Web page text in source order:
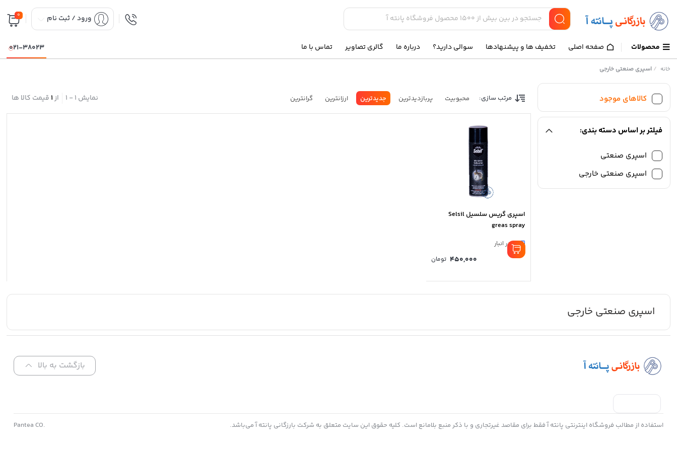
ورود / ثبت نام 0
محصولات صفحه اصلی تخفیف ها و پیشنهادها سوالی دارید؟ درباره ما گالری تصاویر تماس با ما 021-38023
خانه /اسپری صنعتی خارجی
کالاهای موجود
فیلتر بر اساس دسته بندی:
اسپری صنعتی
اسپری صنعتی خارجی
مرتب سازی: محبوبیت پربازدیدترین جدیدترین ارزانترین گرانترین نمایش 1
-
1 از1 قیمت کالا ها
اسپری گریس سلسیل Selsil
greas spray
3 در انبار
450,000 تومان
اسپری صنعتی خارجی
بازگشت به بالا
استفاده از مطالب فروشگاه اینترنتی پانته آ فقط برای مقاصد غیرتجاری و با ذکر منبع بلامانع است. کلیه حقوق این سایت متعلق به شرکت بارزگانی پانته آ می‌باشد. .Pantea CO